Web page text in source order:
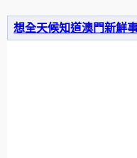
想全天候知道澳門新鮮